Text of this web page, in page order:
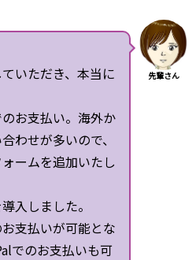
いただき、本当に
お支払い。海外か
わせが多いので、
ームを追加いたし
入しました。
支払いが可能とな
でのお支払いも可
先輩さん